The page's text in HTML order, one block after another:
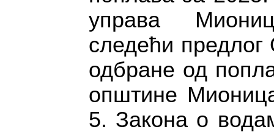
управа
следећи предлог
одбране од
општине
5. Закона о